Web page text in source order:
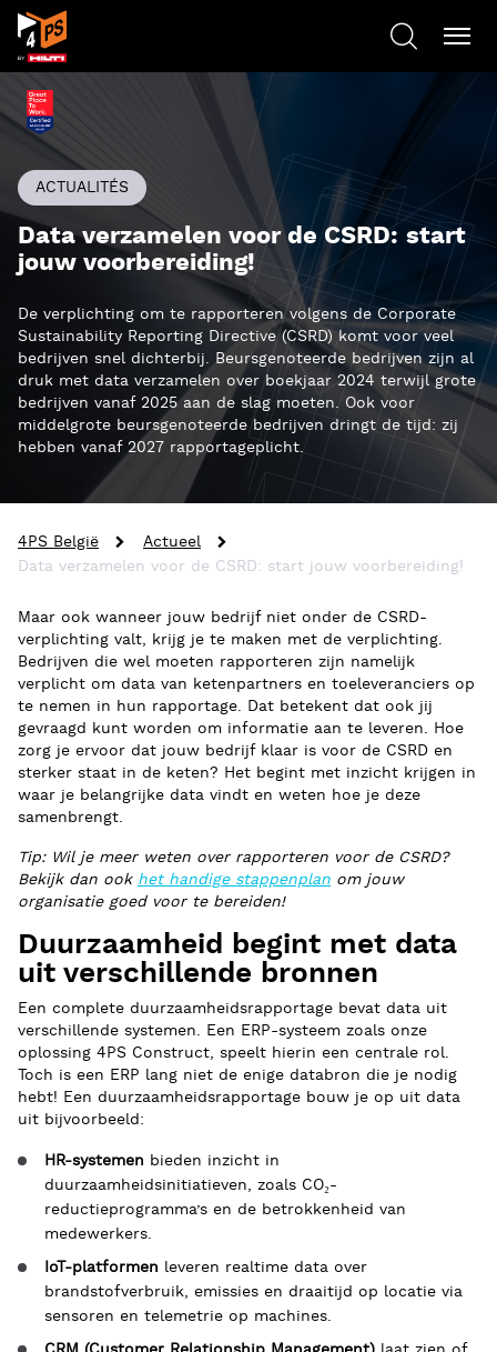
ACTUALITÉS
Data verzamelen voor de CSRD: start
jouw voorbereiding!
De verplichting om te rapporteren volgens de Corporate
Sustainability Reporting Directive (CSRD) komt voor veel
bedrijven snel dichterbij. Beursgenoteerde bedrijven zijn al
druk met data verzamelen over boekjaar 2024 terwijl grote
bedrijven vanaf 2025 aan de slag moeten. Ook voor
middelgrote beursgenoteerde bedrijven dringt de tijd: zij
hebben vanaf 2027 rapportageplicht.
4PS België
Actueel
Data verzamelen voor de CSRD: start jouw voorbereiding!
Maar ook wanneer jouw bedrijf niet onder de CSRD-
verplichting valt, krijg je te maken met de verplichting.
Bedrijven die wel moeten rapporteren zijn namelijk
verplicht om data van ketenpartners en toeleveranciers op
te nemen in hun rapportage. Dat betekent dat ook jij
gevraagd kunt worden om informatie aan te leveren. Hoe
zorg je ervoor dat jouw bedrijf klaar is voor de CSRD en
sterker staat in de keten? Het begint met inzicht krijgen in
waar je belangrijke data vindt en weten hoe je deze
samenbrengt.
Tip: Wil je meer weten over rapporteren voor de CSRD?
Bekijk dan ook het handige stappenplan om jouw
organisatie goed voor te bereiden!
Duurzaamheid begint met data
uit verschillende bronnen
Een complete duurzaamheidsrapportage bevat data uit
verschillende systemen. Een ERP-systeem zoals onze
oplossing 4PS Construct, speelt hierin een centrale rol.
Toch is een ERP lang niet de enige databron die je nodig
hebt! Een duurzaamheidsrapportage bouw je op uit data
uit bijvoorbeeld:
HR-systemen bieden inzicht in
duurzaamheidsinitiatieven, zoals CO₂-
reductieprogramma’s en de betrokkenheid van
medewerkers.
IoT-platformen leveren realtime data over
brandstofverbruik, emissies en draaitijd op locatie via
sensoren en telemetrie op machines.